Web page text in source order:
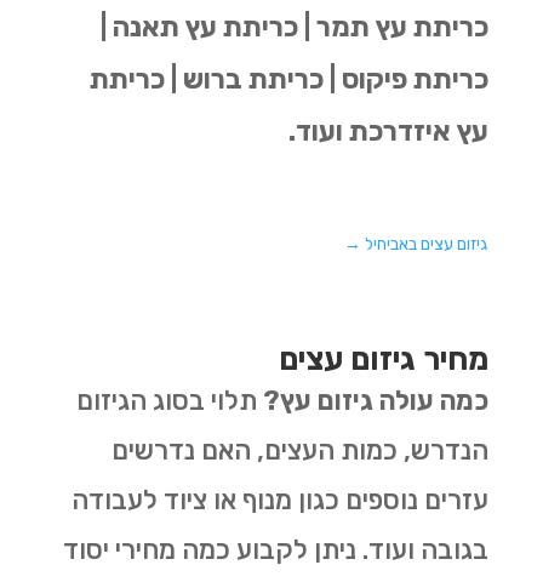
כריתת עץ תמר | כריתת עץ תאנה |
כריתת פיקוס | כריתת ברוש | כריתת
עץ איזדרכת ועוד.
גיזום עצים באביחיל→
מחיר גיזום עצים
כמה עולה גיזום עץ? תלוי בסוג הגיזום
הנדרש, כמות העצים, האם נדרשים
עזרים נוספים כגון מנוף או ציוד לעבודה
בגובה ועוד. ניתן לקבוע כמה מחירי יסוד